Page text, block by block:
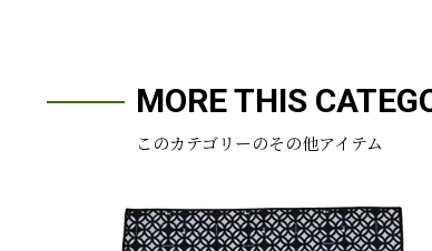
MORE THIS
このカテゴリーのその他アイテム